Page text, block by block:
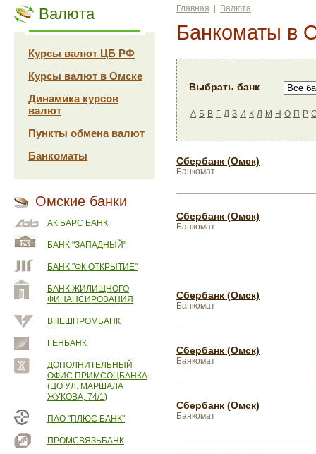
Валюта
Курсы валют ЦБ РФ
Курсы валют в Омске
Динамика курсов
валют
Пункты обмена валют
Банкоматы
Омские банки
АК БАРС БАНК
БАНК "ЗАПАДНЫЙ"
БАНК "ФК ОТКРЫТИЕ"
БАНК ЖИЛИЩНОГО
ФИНАНСИРОВАНИЯ
ВНЕШПРОМБАНК
ГЕНБАНК
ДОПОЛНИТЕЛЬНЫЙ
ОФИС ПРИМСОЦБАНКА
(ЦО УЛ. МАРШАЛА
ЖУКОВА, 74/1)
ПАО "ПЛЮС БАНК"
ПРОМСВЯЗЬБАНК
Главная Валюта
Банкоматы в
Выбрать банк
А Б В Г Д З И К Л М Н О П Р
Сбербанк (Омск)
Банкомат
Сбербанк (Омск)
Банкомат
Сбербанк (Омск)
Банкомат
Сбербанк (Омск)
Банкомат
Сбербанк (Омск)
Банкомат